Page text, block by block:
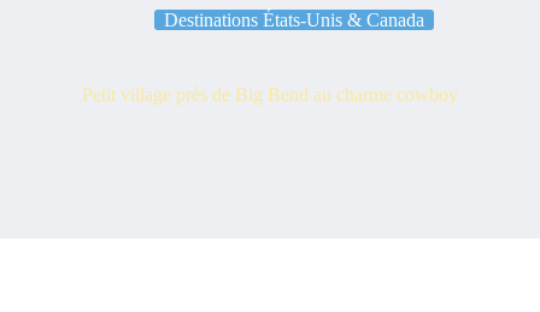
Destinations États-Unis & Canada
Petit village près de Big Bend au charme cowboy